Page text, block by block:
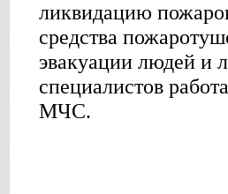
ликвидацию
средства
эвакуации людей и
специалистов
МЧС.